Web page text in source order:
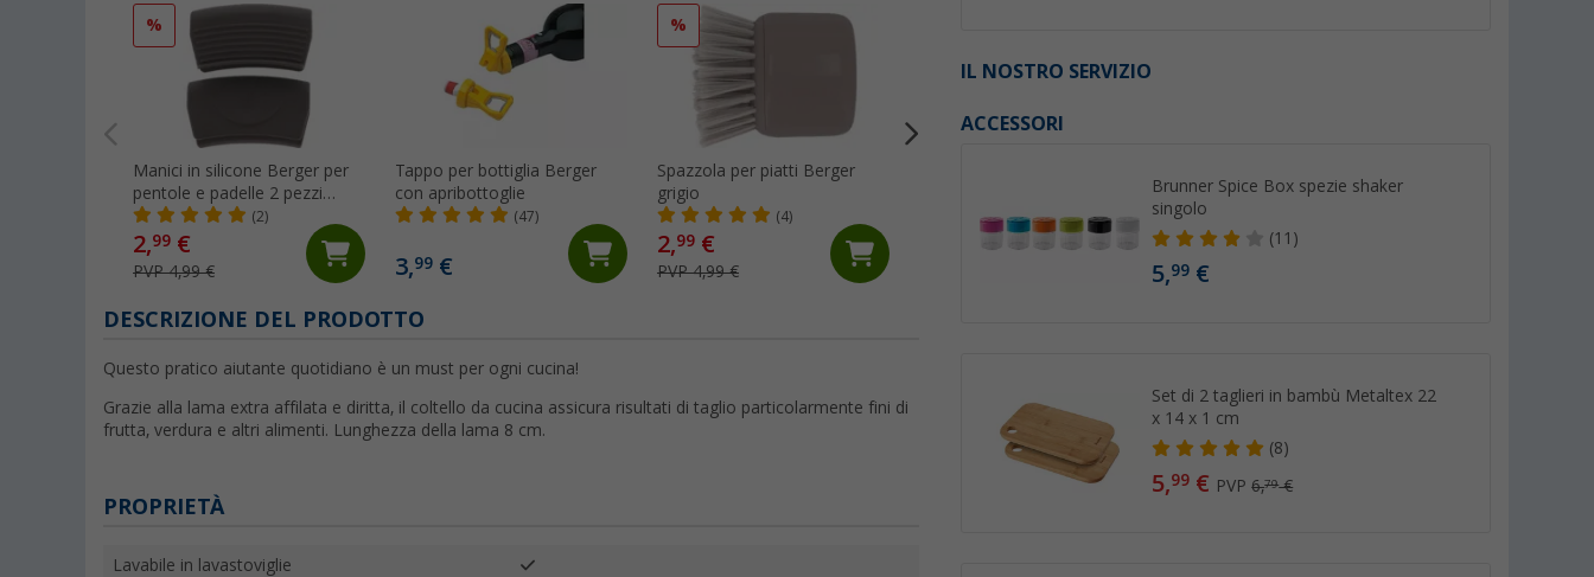
IL NOSTRO SERVIZIO
ACCESSORI
Brunner Spice Box spezie shaker
singolo
(11)
5,99 €
Set di 2 taglieri in bambù Metaltex 22
x 14 x 1 cm
(8)
5,99 € PVP6,79€
%
Manici in silicone Berger per
pentole e padelle 2 pezzi
grigio
(2)
2,99 €
PVP 4,99 €
Tappo per bottiglia Berger
con apribottoglie
(47)
3,99 €
%
Spazzola per piatti Berger
grigio
(4)
2,99 €
PVP 4,99 €
(16)
€
silicone/plastica verde
2,99 €
PVP 5,99 €
DESCRIZIONE DEL PRODOTTO
Questo pratico aiutante quotidiano è un must per ogni cucina!
Grazie alla lama extra affilata e diritta, il coltello da cucina assicura risultati di taglio particolarmente fini di
frutta, verdura e altri alimenti. Lunghezza della lama 8 cm.
PROPRIETÀ
Lavabile in lavastoviglie